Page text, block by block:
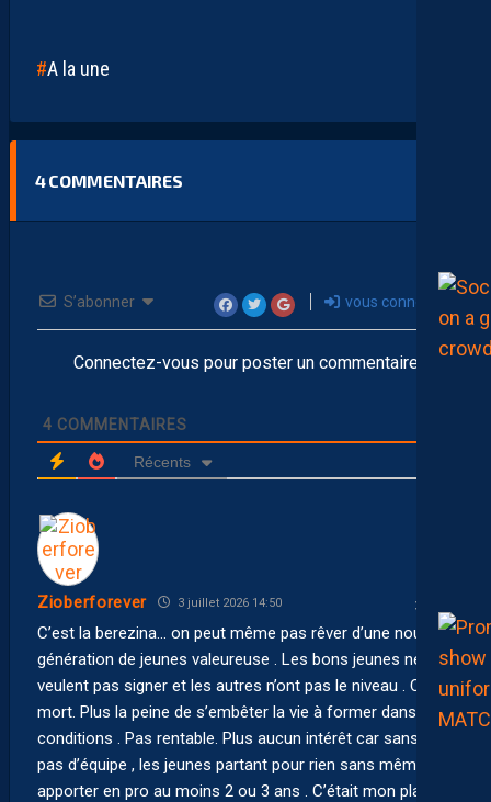
A la une
4COMMENTAIRES
S’abonner vous connecter
Connectez-vous pour poster un commentaire
4 COMMENTAIRES
Récents
Zioberforever 3 juillet 2026 14:50
C’est la berezina… on peut même pas rêver d’une nouvelle
génération de jeunes valeureuse . Les bons jeunes ne
veulent pas signer et les autres n’ont pas le niveau . C’est
mort. Plus la peine de s’embêter la vie à former dans ces
conditions . Pas rentable. Plus aucun intérêt car sans fric
pas d’équipe , les jeunes partant pour rien sans même
apporter en pro au moins 2 ou 3 ans . C’était mon plaisir